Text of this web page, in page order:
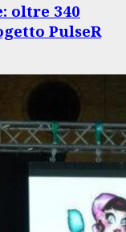
oltre 340
PulseR